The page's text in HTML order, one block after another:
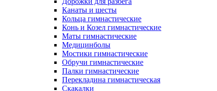
Канаты и шесты
Кольца гимнастические
Конь и Козел гимнастические
Маты гимнастические
Медицинболы
Мостики гимнастические
Обручи гимнастические
Палки гимнастические
Перекладина гимнастическая
Скакалки